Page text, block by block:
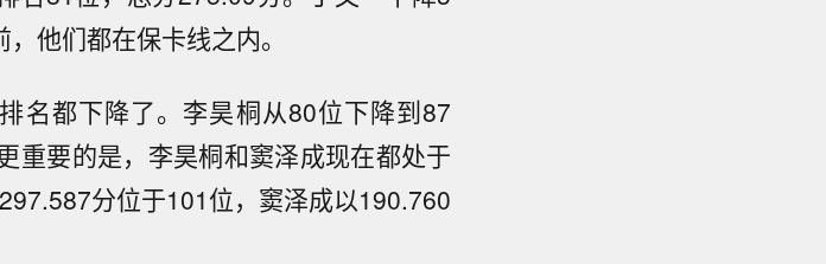
他们都在保卡线之内。
名都下降了。李昊桐从80位下降到87
重要的是，李昊桐和窦泽成现在都处于
分位于101位，窦泽成以190.760